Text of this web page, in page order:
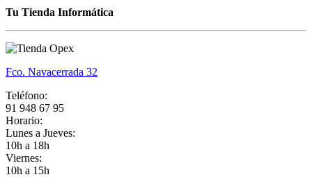
Tu Tienda Informática
Fco. Navacerrada 32
Teléfono:
91 948 67 95
Horario:
Lunes a Jueves:
10h a 18h
Viernes:
10h a 15h